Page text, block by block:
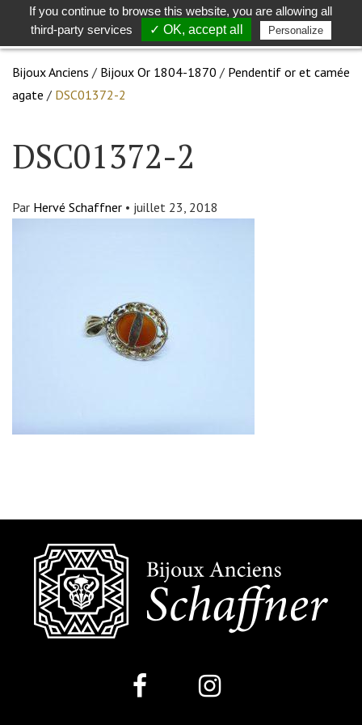
Toggle
search
Bijoux Anciens / Bijoux Or 1804-1870 / Pendentif or et camée
agate / DSC01372-2
DSC01372-2
Par Hervé Schaffner • juillet 23, 2018
If you continue to browse this website, you are allowing all
third-party services
✓ OK, accept all Personalize